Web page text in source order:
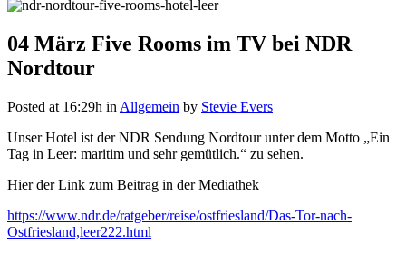
04 März Five Rooms im TV bei NDR
Nordtour
Posted at 16:29h in Allgemein by Stevie Evers
Unser Hotel ist der NDR Sendung Nordtour unter dem Motto „Ein
Tag in Leer: maritim und sehr gemütlich.“ zu sehen.
Hier der Link zum Beitrag in der Mediathek
https://www.ndr.de/ratgeber/reise/ostfriesland/Das-Tor-nach-
Ostfriesland,leer222.html